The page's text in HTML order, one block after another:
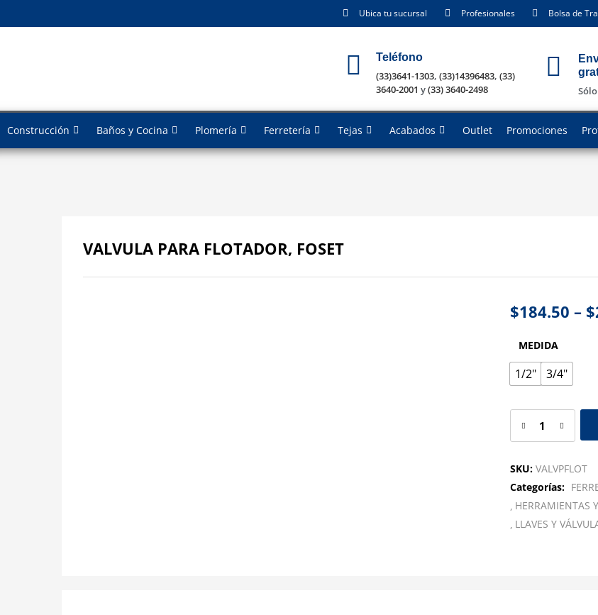
Ubica tu sucursal Profesionales Bolsa de
Teléfono
(33)3641-1303, (33)14396483, (33)
3640-2001 y(33) 3640-2498
Construcción Baños y Cocina Plomería Ferretería Tejas Acabados Outlet Promociones
VALVULA PARA FLOTADOR, FOSET
$184.50 – $
MEDIDA
1/2" 3/4"
SKU: VALVPFLOT
Categorías:
HERRAMIENTAS
LLAVES Y